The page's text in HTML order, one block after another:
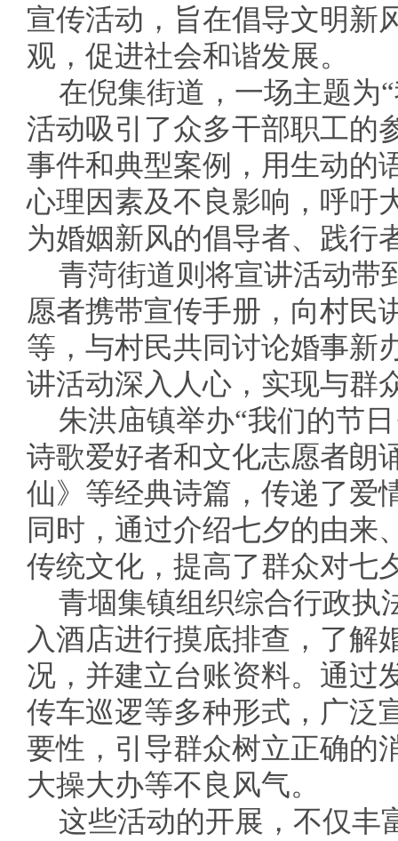
宣传活动，旨在倡导文明新
观，促进社会和谐发展。
在倪集街道，一场主题为
活动吸引了众多干部职工的
事件和典型案例，用生动的
心理因素及不良影响，呼吁
为婚姻新风的倡导者、践行
青菏街道则将宣讲活动带
愿者携带宣传手册，向村民
等，与村民共同讨论婚事新
讲活动深入人心，实现与群
朱洪庙镇举办“我们的节
诗歌爱好者和文化志愿者朗
仙》等经典诗篇，传递了爱
同时，通过介绍七夕的由来
传统文化，提高了群众对七
青堌集镇组织综合行政执
入酒店进行摸底排查，了解
况，并建立台账资料。通过
传车巡逻等多种形式，广泛
要性，引导群众树立正确的
大操大办等不良风气。
这些活动的开展，不仅丰